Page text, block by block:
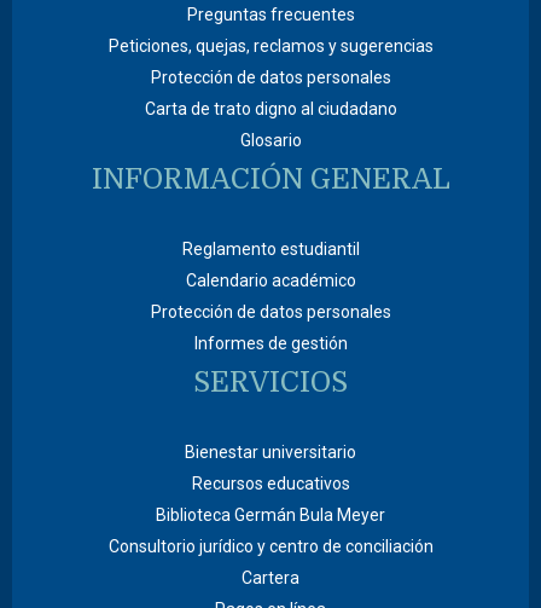
Preguntas frecuentes
Peticiones, quejas, reclamos y sugerencias
Protección de datos personales
Carta de trato digno al ciudadano
Glosario
INFORMACIÓN GENERAL
Reglamento estudiantil
Calendario académico
Protección de datos personales
Informes de gestión
SERVICIOS
Bienestar universitario
Recursos educativos
Biblioteca Germán Bula Meyer
Consultorio jurídico y centro de conciliación
Cartera